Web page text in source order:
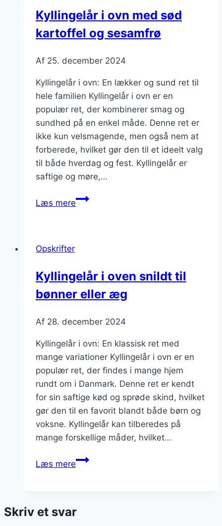
grøntsager
Kyllingelår i ovn med sød
kartoffel og sesamfrø
Af 25. december 2024
Kyllingelår i ovn: En lækker og sund ret til
hele familien Kyllingelår i ovn er en
populær ret, der kombinerer smag og
sundhed på en enkel måde. Denne ret er
ikke kun velsmagende, men også nem at
forberede, hvilket gør den til et ideelt valg
til både hverdag og fest. Kyllingelår er
saftige og møre,…
Læs mereKyllingelår
og
sesamfrø
Opskrifter
Kyllingelår i oven snildt til
bønner eller æg
Af 28. december 2024
Kyllingelår i ovn: En klassisk ret med
mange variationer Kyllingelår i ovn er en
populær ret, der findes i mange hjem
rundt om i Danmark. Denne ret er kendt
for sin saftige kød og sprøde skind, hvilket
gør den til en favorit blandt både børn og
voksne. Kyllingelår kan tilberedes på
mange forskellige måder, hvilket…
Læs mereKyllingelår
til
Skriv et svar